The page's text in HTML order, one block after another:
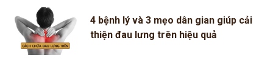
4 bệnh lý và 3 mẹo dân gian giúp cải
thiện đau lưng trên hiệu quả